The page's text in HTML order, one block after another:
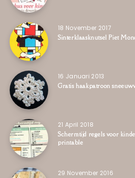
18 November 2017
Sinterklaasknutsel Piet
16 Januari 2013
Gratis haakpatroon
21 April 2018
Schermtijd regels voor
printable
29 November 2016